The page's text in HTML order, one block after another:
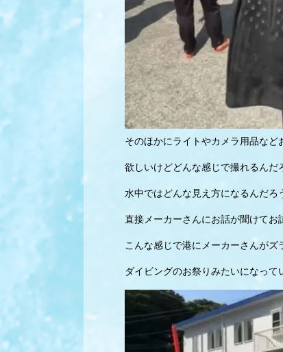
そのほかにライトやカメラ用品な
欲しいけどどんな感じで撮れるんだ
水中ではどんな見え方になるんだろ
直接メーカーさんにお話が聞けてお
こんな感じで港にメーカーさんがズ
ダイビングのお祭りみたいになって